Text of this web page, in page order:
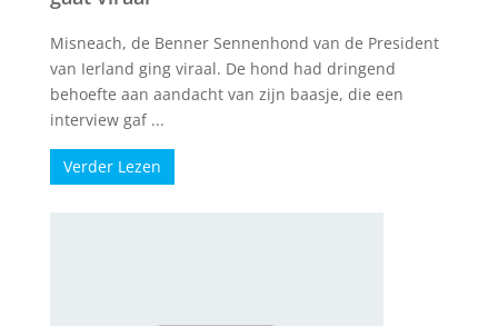
Misneach, de Benner Sennenhond van de President
van Ierland ging viraal. De hond had dringend
behoefte aan aandacht van zijn baasje, die een
interview gaf ...
Verder Lezen